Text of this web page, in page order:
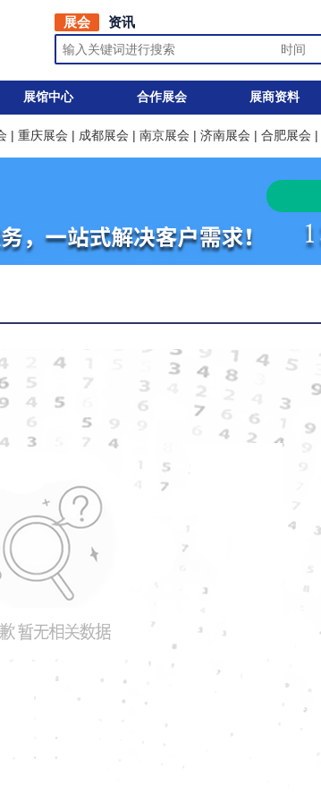
展会 资讯
展馆中心 合作展会 展商资料
| 重庆展会 | 成都展会 | 南京展会 | 济南展会 | 合肥展会 |